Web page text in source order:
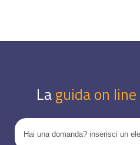
Laguida on line